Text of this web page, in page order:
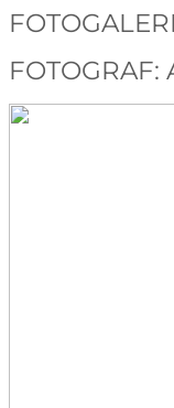
FOTOGRAF: